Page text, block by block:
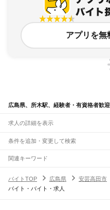
アプリを無
広島県、所木駅、経験者・有資格者歓
求人の詳細を表示
条件を追加・変更して検索
市区町村を追加・変更
広島県すべて
広島市 すべて
駅を追加・変更
職種を追加・変更
関連キーワード
バイトTOP
広島県 安芸高田市
バイト・バイト・求人